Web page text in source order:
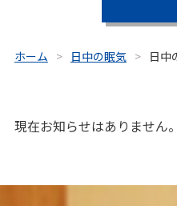
ホーム 日中の眠気 日中
現在お知らせはありません。